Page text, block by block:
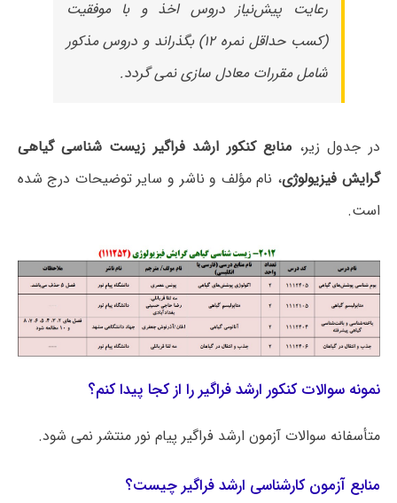
رعایت پیش‌نیاز دروس اخذ و با موفقیت
(کسب حداقل نمره ۱۲) بگذراند و دروس مذکور
شامل مقررات معادل سازی نمی گردد.
در جدول زیر، منابع کنکور ارشد فراگیر زیست شناسی گیاهی
گرایش فیزیولوژی، نام مؤلف و ناشر و سایر توضیحات درج شده
است.
نمونه سوالات کنکور ارشد فراگیر را از کجا پیدا کنم؟
متأسفانه سوالات آزمون ارشد فراگیر پیام نور منتشر نمی شود.
منابع آزمون کارشناسی ارشد فراگیر چیست؟